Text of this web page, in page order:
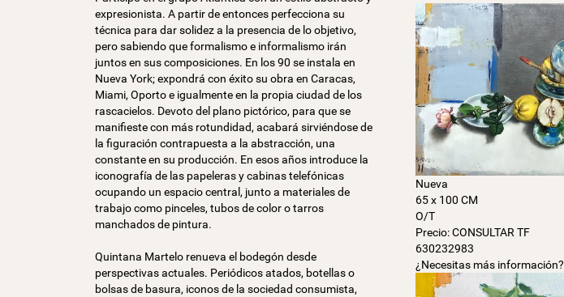
expresionista. A partir de entonces perfecciona su
técnica para dar solidez a la presencia de lo objetivo,
pero sabiendo que formalismo e informalismo irán
juntos en sus composiciones. En los 90 se instala en
Nueva York; expondrá con éxito su obra en Caracas,
Miami, Oporto e igualmente en la propia ciudad de los
rascacielos. Devoto del plano pictórico, para que se
manifieste con más rotundidad, acabará sirviéndose de
la figuración contrapuesta a la abstracción, una
constante en su producción. En esos años introduce la
iconografía de las papeleras y cabinas telefónicas
ocupando un espacio central, junto a materiales de
trabajo como pinceles, tubos de color o tarros
manchados de pintura.
Quintana Martelo renueva el bodegón desde
perspectivas actuales. Periódicos atados, botellas o
bolsas de basura, iconos de la sociedad consumista,
Nueva
65 x 100 CM
O/T
Precio: CONSULTAR TF
630232983
¿Necesitas más información?